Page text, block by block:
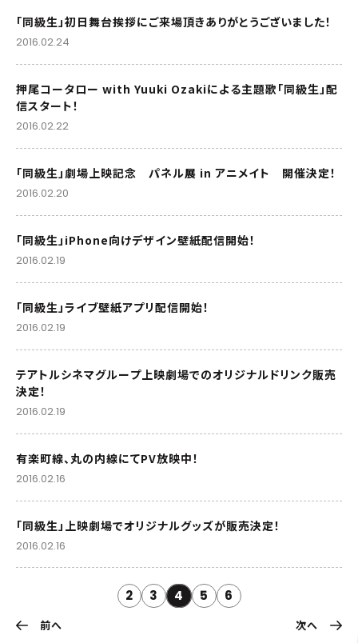
「同級生」初日舞台挨拶にご来場頂きありがとうございました！
2016.02.24
押尾コータロー with Yuuki Ozakiによる主題歌「同級生」配
信スタート！
2016.02.22
「同級生」劇場上映記念 パネル展 in アニメイト 開催決定！
2016.02.20
「同級生」iPhone向けデザイン壁紙配信開始！
2016.02.19
「同級生」ライブ壁紙アプリ配信開始！
2016.02.19
テアトルシネマグループ上映劇場でのオリジナルドリンク販売
決定！
2016.02.19
有楽町線、丸の内線にてPV放映中！
2016.02.16
「同級生」上映劇場でオリジナルグッズが販売決定！
2016.02.16
2 3 4 5 6
前へ 次へ